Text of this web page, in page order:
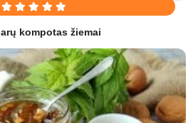
kompotas žiemai